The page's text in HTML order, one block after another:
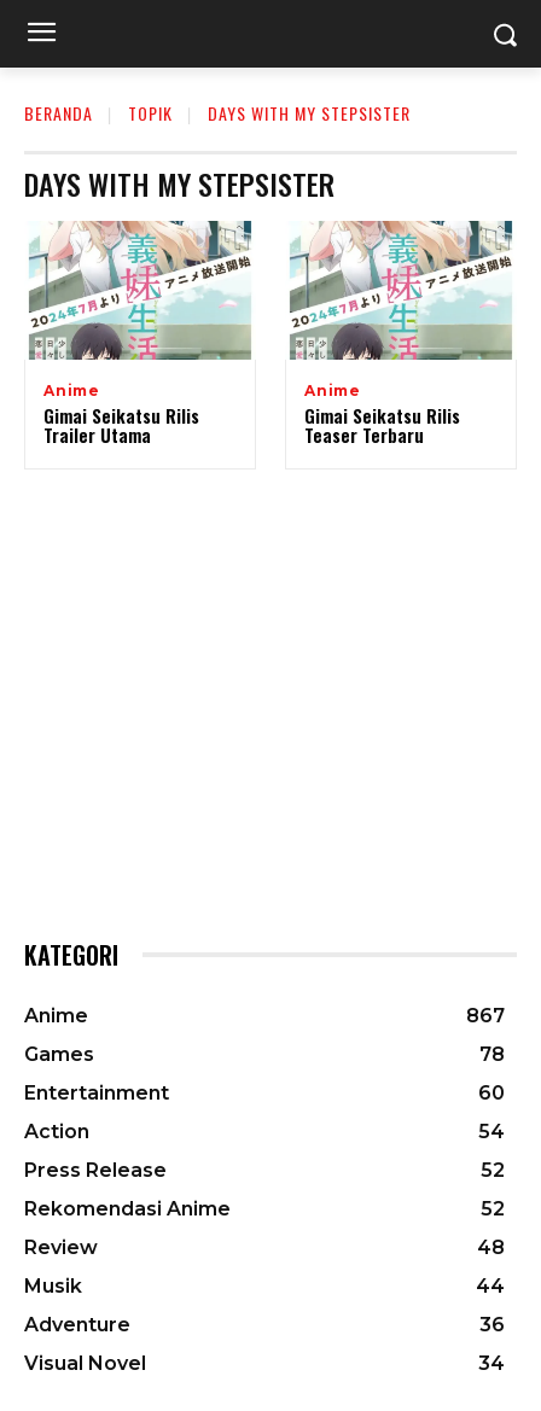
BERANDA TOPIK DAYS WITH MY STEPSISTER
DAYS WITH MY STEPSISTER
Anime
Gimai Seikatsu Rilis
Trailer Utama
Anime
Gimai Seikatsu Rilis
Teaser Terbaru
KATEGORI
Anime
867
Games
78
Entertainment
60
Action
54
Press Release
52
Rekomendasi Anime
52
Review
48
Musik
44
Adventure
36
Visual Novel
34